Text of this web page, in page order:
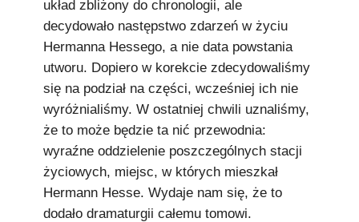
układ zbliżony do chronologii, ale
decydowało następstwo zdarzeń w życiu
Hermanna Hessego, a nie data powstania
utworu. Dopiero w korekcie zdecydowaliśmy
się na podział na części, wcześniej ich nie
wyróżnialiśmy. W ostatniej chwili uznaliśmy,
że to może będzie ta nić przewodnia:
wyraźne oddzielenie poszczególnych stacji
życiowych, miejsc, w których mieszkał
Hermann Hesse. Wydaje nam się, że to
dodało dramaturgii całemu tomowi.